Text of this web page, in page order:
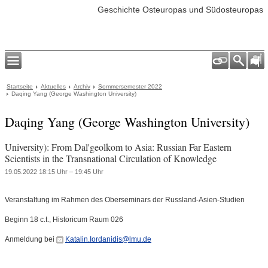
Geschichte Osteuropas und Südosteuropas
Startseite Aktuelles Archiv
Sommersemester 2022
Daqing Yang (George Washington University)
Daqing Yang (George Washington University)
University): From Dal'geolkom to Asia: Russian Far Eastern
Scientists in the Transnational Circulation of Knowledge
19.05.2022 18:15 Uhr – 19:45 Uhr
Veranstaltung im Rahmen des Oberseminars der Russland-Asien-Studien
Beginn 18 c.t., Historicum Raum 026
Anmeldung bei Katalin.Iordanidis@lmu.de